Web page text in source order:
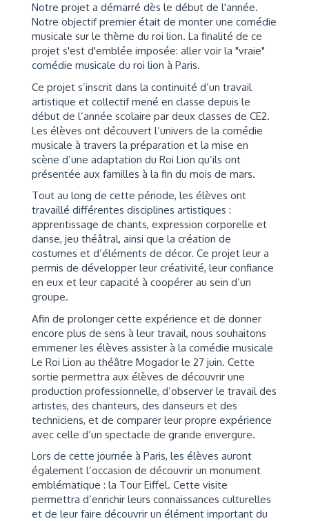
Notre projet a démarré dès le début de l'année.
Notre objectif premier était de monter une comédie
musicale sur le thème du roi lion. La finalité de ce
projet s'est d'emblée imposée: aller voir la "vraie"
comédie musicale du roi lion à Paris.
Ce projet s’inscrit dans la continuité d’un travail
artistique et collectif mené en classe depuis le
début de l’année scolaire par deux classes de CE2.
Les élèves ont découvert l’univers de la comédie
musicale à travers la préparation et la mise en
scène d’une adaptation du Roi Lion qu’ils ont
présentée aux familles à la fin du mois de mars.
Tout au long de cette période, les élèves ont
travaillé différentes disciplines artistiques :
apprentissage de chants, expression corporelle et
danse, jeu théâtral, ainsi que la création de
costumes et d’éléments de décor. Ce projet leur a
permis de développer leur créativité, leur confiance
en eux et leur capacité à coopérer au sein d’un
groupe.
Afin de prolonger cette expérience et de donner
encore plus de sens à leur travail, nous souhaitons
emmener les élèves assister à la comédie musicale
Le Roi Lion au théâtre Mogador le 27 juin. Cette
sortie permettra aux élèves de découvrir une
production professionnelle, d’observer le travail des
artistes, des chanteurs, des danseurs et des
techniciens, et de comparer leur propre expérience
avec celle d’un spectacle de grande envergure.
Lors de cette journée à Paris, les élèves auront
également l’occasion de découvrir un monument
emblématique : la Tour Eiffel. Cette visite
permettra d’enrichir leurs connaissances culturelles
et de leur faire découvrir un élément important du